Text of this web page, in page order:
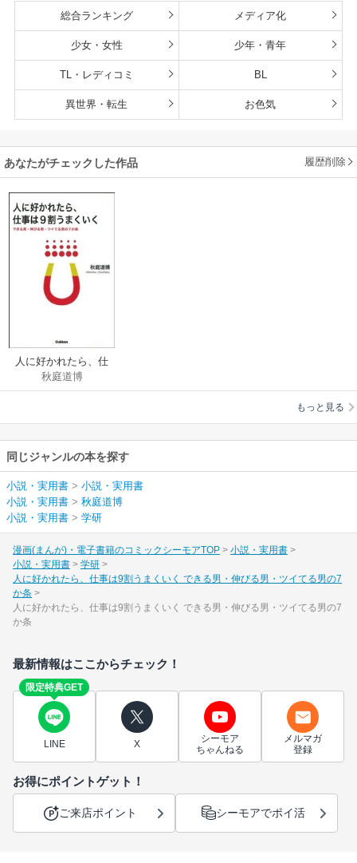
総合ランキング メディア化
少女・女性 少年・青年
TL・レディコミ BL
異世界・転生 お色気
あなたがチェックした作品 履歴削除
人に好かれたら、仕
事は9割うまくいく で
きる男・伸びる男・
秋庭道博
もっと見る
同じジャンルの本を探す
小説・実用書 > 小説・実用書
小説・実用書 > 秋庭道博
小説・実用書 > 学研
漫画(まんが)・電子書籍のコミックシーモアTOP
小説・実用書
小説・実用書
学研
人に好かれたら、仕事は9割うまくいく できる男・伸びる男・ツイてる男の7
か条
人に好かれたら、仕事は9割うまくいく できる男・伸びる男・ツイてる男の7
か条
最新情報はここからチェック！
限定特典GET
LINE X
シーモア
ちゃんねる
メルマガ
登録
お得にポイントゲット！
ご来店ポイント シーモアでポイ活